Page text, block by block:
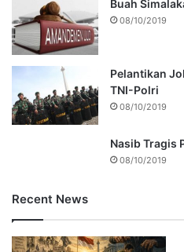
Buah
08/10/2019
Pelantikan
TNI-Polri
08/10/2019
Nasib Tragis
08/10/2019
Recent News